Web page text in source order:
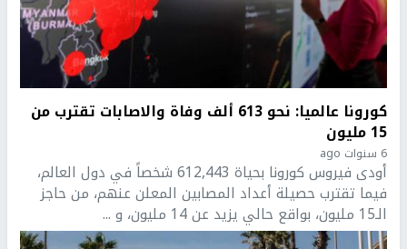
كورونا عالميا: نحو 613 ألف وفاة والاصابات تقترب من
15 مليون
6 سنوات ago
أودى فيروس كورونا بحياة 612,443 شخصاً في دول العالم،
فيما تقترب حصيلة أعداد المصابين المعلن عنهم، من حاجز
الـ15 مليون، بواقع حالي يزيد عن 14 مليون، و ...